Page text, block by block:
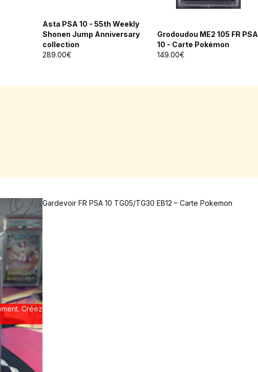
Asta PSA 10 - 55th Weekly
Shonen Jump Anniversary
collection
289.00€
Grodoudou ME2 105 FR PSA
10 - Carte Pokémon
149.00€
Créez
Gardevoir FR PSA 10 TG05/TG30 EB12 – Carte Pokemon